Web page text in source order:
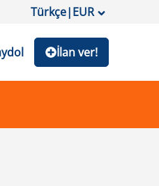
Türkçe|EUR
İlan ver!